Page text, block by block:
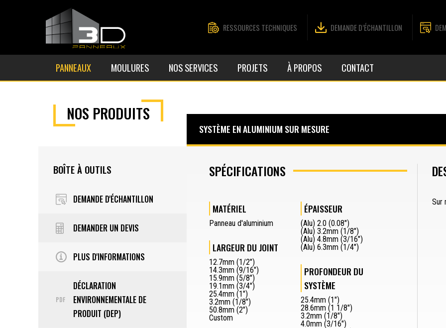
RESSOURCES TECHNIQUES DEMANDE D’ÉCHANTILLON
PANNEAUX MOULURES NOS SERVICES PROJETS À PROPOS CONTACT
NOS PRODUITS
SYSTÈME EN ALUMINIUM SUR MESURE
BOÎTE À OUTILS
DEMANDE D'ÉCHANTILLON
DEMANDER UN DEVIS
PLUS D'INFORMATIONS
PDF
DÉCLARATION
ENVIRONNEMENTALE DE
PRODUIT (DEP)
SPÉCIFICATIONS
MATÉRIEL
Panneau d'aluminium
LARGEUR DU JOINT
12.7mm (1/2")
14.3mm (9/16")
15.9mm (5/8")
19.1mm (3/4")
25.4mm (1")
3.2mm (1/8")
50.8mm (2")
Custom
ÉPAISSEUR
(Alu) 2.0 (0.08")
(Alu) 3.2mm (1/8")
(Alu) 4.8mm (3/16")
(Alu) 6.3mm (1/4")
PROFONDEUR DU
SYSTÈME
25.4mm (1")
28.6mm (1 1/8")
3.2mm (1/8")
4.0mm (3/16")
Sur